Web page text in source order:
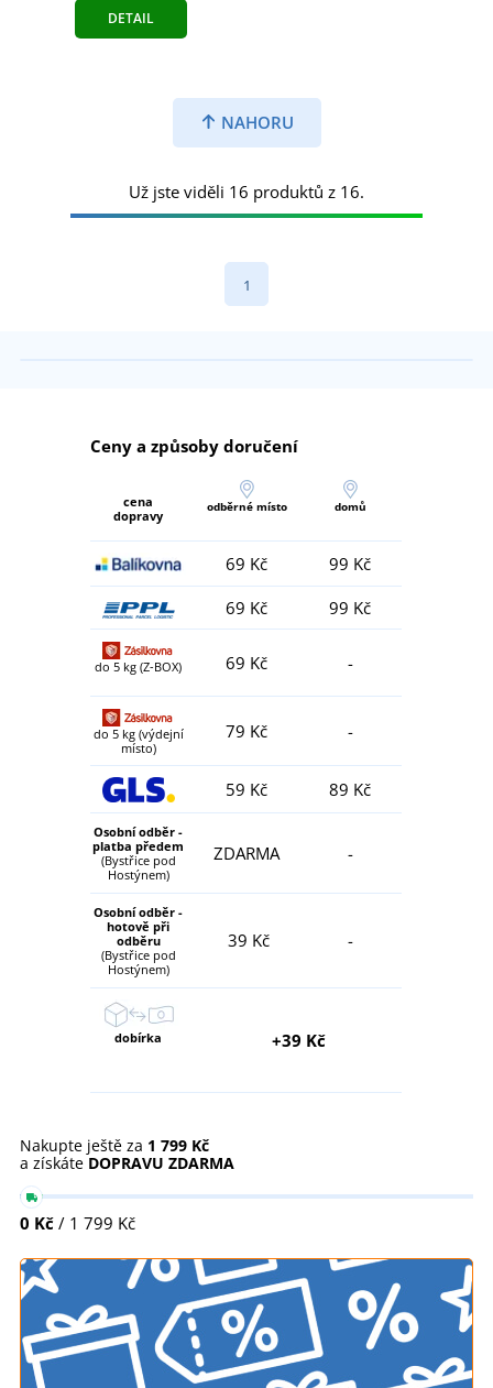
DETAIL
NAHORU
Už jste viděli 16 produktů z 16.
1
Ceny a způsoby doručení
cena
dopravy
odběrné místo domů
69 Kč
99 Kč
69 Kč
99 Kč
do 5 kg (Z-BOX) 69 Kč -
do 5 kg (výdejní
místo)
79 Kč -
59 Kč 89 Kč
Osobní odběr -
platba předem
(Bystřice pod
Hostýnem)
ZDARMA -
Osobní odběr -
hotově při
odběru
(Bystřice pod
Hostýnem)
39 Kč -
dobírka +39 Kč
Nakupte ještě za 1 799 Kč
a získáte DOPRAVU ZDARMA
0 Kč / 1 799 Kč